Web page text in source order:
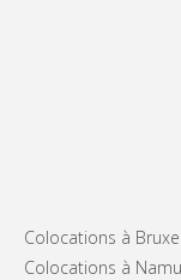
Colocations à
Colocations à